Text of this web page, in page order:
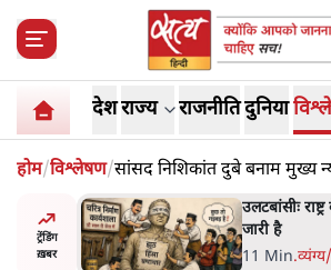
देशराज्य राजनीतिदुनिया
होम/विश्लेषण/सांसद निशिकांत दुबे बनाम मुख्य
संवैधानिक संकट है?
ट्रेंडिंग
ख़बर
की मरम्मत
भागवत बोले-
मूंदकर भरोसा,
विरोधी नहीं';
6 Min.देश